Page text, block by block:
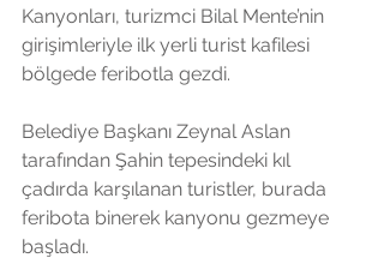
Kanyonları, turizmci Bilal Mente’nin
girişimleriyle ilk yerli turist kafilesi
bölgede feribotla gezdi.
Belediye Başkanı Zeynal Aslan
tarafından Şahin tepesindeki kıl
çadırda karşılanan turistler, burada
feribota binerek kanyonu gezmeye
başladı.